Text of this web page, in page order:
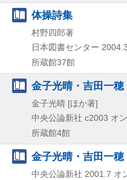
体操詩集
村野四郎著
日本図書センター 2004.3
所蔵館37館
金子光晴・吉田一
金子光晴 [ほか著]
中央公論新社 c2003 オ
所蔵館4館
金子光晴・吉田一
中央公論新社 2001.7 オ